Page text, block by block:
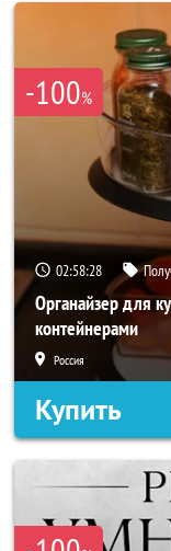
-100%
02:58:27
Органайзер для
контейнерами
Россия
Купить